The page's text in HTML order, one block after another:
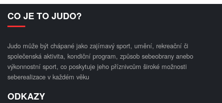
CO JE TO JUDO?
Judo může být chápané jako zajímavý sport, umění, rekreační či
společenská aktivita, kondiční program, způsob sebeobrany anebo
výkonnostní sport, co poskytuje jeho příznivcům široké možnosti
seberealizace v každém věku
ODKAZY